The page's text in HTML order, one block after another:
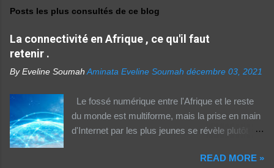
Posts les plus consultés de ce blog
La connectivité en Afrique , ce qu'il faut
retenir .
By Eveline Soumah Aminata Eveline Soumah décembre 03, 2021
Le fossé numérique entre l'Afrique et le reste
du monde est multiforme, mais la prise en main
d'Internet par les plus jeunes se révèle plutôt
http://boutic.evemoney.1tpe.fr Un tiers (33%) de
READ MORE »